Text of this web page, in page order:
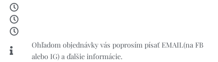
Ohľadom objednávky vás poprosím písať EMAIL(na FB
alebo IG) a ďalšie informácie.